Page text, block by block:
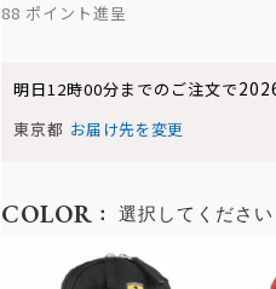
88
明日12時00分までのご注文で
東京都 お届け先を変更
COLOR 選択してください